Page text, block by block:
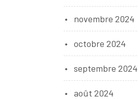
novembre 2024
octobre 2024
septembre 2024
août 2024